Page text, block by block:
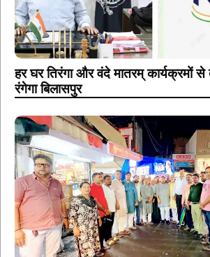
हर घर तिरंगा और वंदे मातरम् कार्यक्रमों
रंगेगा बिलासपुर